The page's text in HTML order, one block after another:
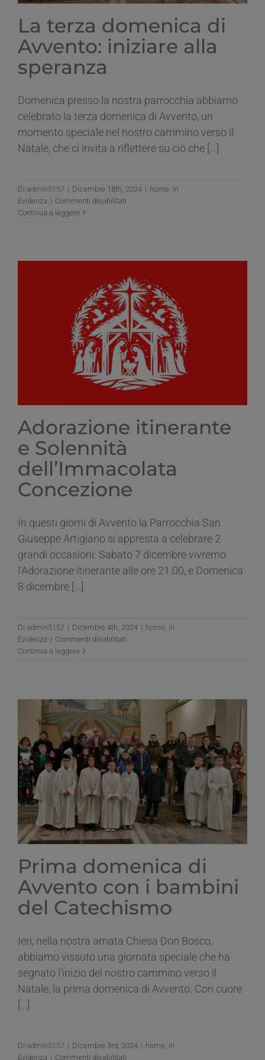
La terza domenica di
Avvento: iniziare alla
speranza
Domenica presso la nostra parrocchia abbiamo
celebrato la terza domenica di Avvento, un
momento speciale nel nostro cammino verso il
Natale, che ci invita a riflettere su ciò che [...]
Di admin5157 | Dicembre 18th, 2024 | home In
Evidenza | Commenti disabilitati
Avvento:
alla
speranza
Continua a leggere
Adorazione itinerante
e Solennità
dell’Immacolata
Concezione
In questi giorni di Avvento la Parrocchia San
Giuseppe Artigiano si appresta a celebrare 2
grandi occasioni: Sabato 7 dicembre vivremo
l'Adorazione itinerante alle ore 21.00, e Domenica
8 dicembre [...]
Di admin5157 | Dicembre 4th, 2024 | home, In
Evidenza | Commenti disabilitati
dell’Immacolata
Concezione
Continua a leggere
Prima domenica di
Avvento con i bambini
del Catechismo
Ieri, nella nostra amata Chiesa Don Bosco,
abbiamo vissuto una giornata speciale che ha
segnato l’inizio del nostro cammino verso il
Natale, la prima domenica di Avvento. Con cuore
[...]
Di admin5157 | Dicembre 3rd, 2024 | home In
Evidenza | Commenti disabilitati